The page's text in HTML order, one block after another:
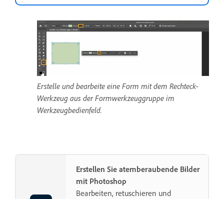
Erstelle und bearbeite eine Form mit dem Rechteck-
Werkzeug aus der Formwerkzeuggruppe im
Werkzeugbedienfeld.
Erstellen Sie atemberaubende Bilder
mit Photoshop
Bearbeiten, retuschieren und